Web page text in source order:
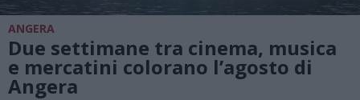
ANGERA
Due settimane tra cinema, musica
e mercatini colorano l’agosto di
Angera